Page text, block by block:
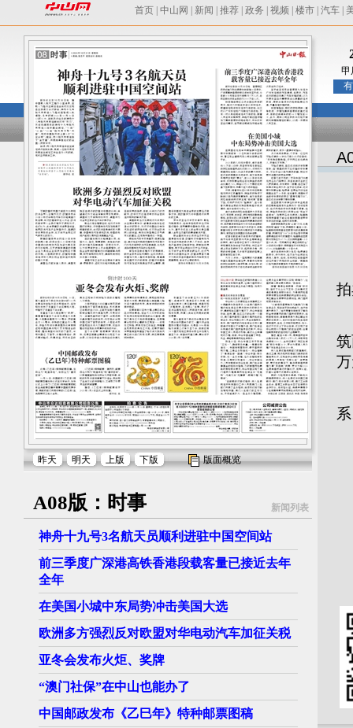
首页 中山网 新闻 推荐 政务 视频 楼市 汽车
昨天 明天 上版 下版 版面概览
A08版：时事 新闻列表
神舟十九号3名航天员顺利进驻中国空间站
前三季度广深港高铁香港段载客量已接近去年
全年
在美国小城中东局势冲击美国大选
欧洲多方强烈反对欧盟对华电动汽车加征关税
亚冬会发布火炬、奖牌
“澳门社保”在中山也能办了
中国邮政发布《乙巳年》特种邮票图稿
甲